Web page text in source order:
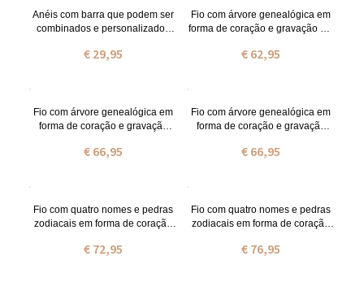
Anéis com barra que podem ser
combinados e personalizados
€ 29,95
Fio com árvore genealógica em
forma de coração e gravação em
zodiacais
€ 62,95
Fio com árvore genealógica em
forma de coração e gravação
pedras zodiacais
€ 66,95
Fio com árvore genealógica em
forma de coração e gravação
e pedras zodiacais
€ 66,95
Fio com quatro nomes e pedras
zodiacais em forma de coração
€ 72,95
Fio com quatro nomes e pedras
zodiacais em forma de coração
€ 76,95